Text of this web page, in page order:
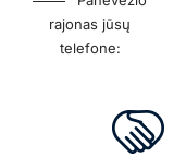
rajonas jūsų
telefone: